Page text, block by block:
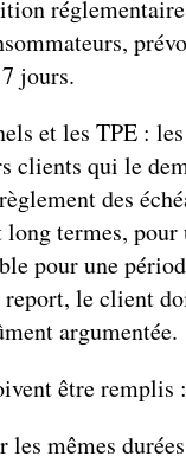
jours.
et les TPE :
clients qui le
des
termes, pour
pour une
report, le client
argumentée.
être remplis :
mêmes